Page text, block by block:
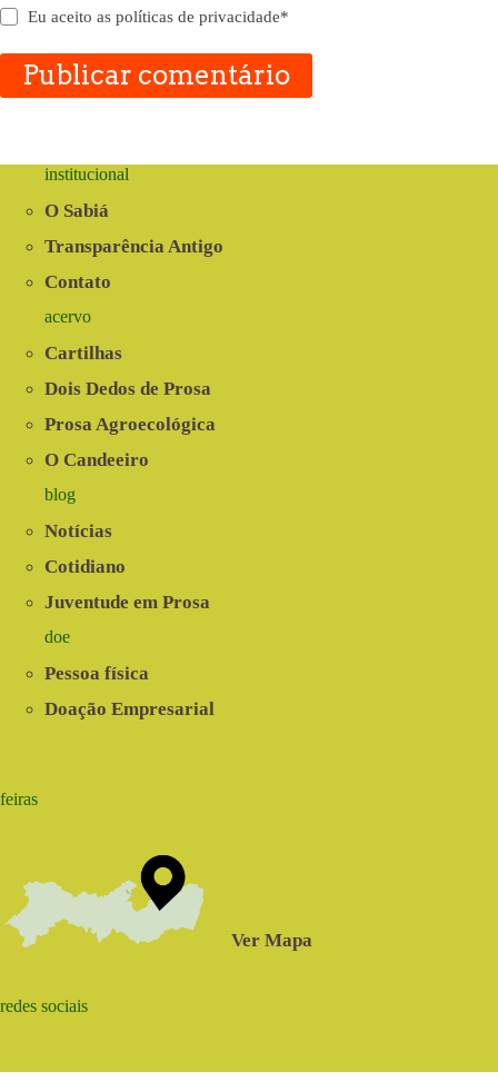
Eu aceito aspolíticas de privacidade*
Publicar comentário
institucional
O Sabiá
Transparência Antigo
Contato
acervo
Cartilhas
Dois Dedos de Prosa
Prosa Agroecológica
O Candeeiro
blog
Notícias
Cotidiano
Juventude em Prosa
doe
Pessoa física
Doação Empresarial
feiras
Ver Mapa
redes sociais